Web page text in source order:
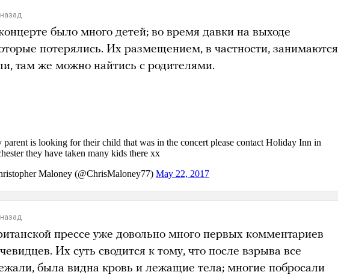
было много детей; во время давки на выходе
потерялись. Их размещением, в частности, занимаются
там же можно найтись с родителями.
прессе уже довольно много первых комментариев
Их суть сводится к тому, что после взрыва все
была видна кровь и лежащие тела; многие побросали